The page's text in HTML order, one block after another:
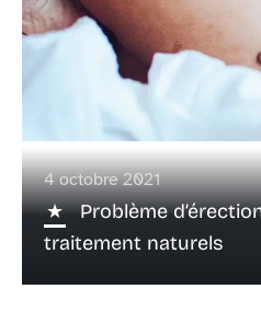
4 octobre 2021
Problème
traitement naturels